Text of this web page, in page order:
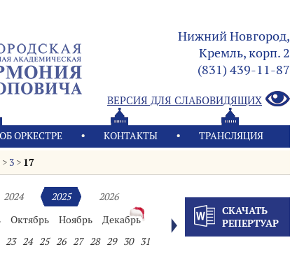
Нижний Новгород,
Кремль, корп. 2
(831) 439-11-87
ВЕРСИЯ ДЛЯ СЛАБОВИДЯЩИХ
OБ ОРКЕСТРЕ КОНТАКТЫ ТРАНСЛЯЦИЯ
> 3 > 17
2024 2025
2026
Октябрь Ноябрь
Декабрь
23 24 25 26 27 28 29 30 31
СКАЧАТЬ
РЕПЕРТУАР